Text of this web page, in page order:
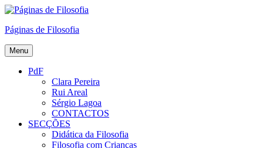
Skip
content
Páginas de Filosofia
Menu
PdF
Clara Pereira
Rui Areal
Sérgio Lagoa
CONTACTOS
SECÇÕES
Didática da Filosofia
Filosofia com Crianças